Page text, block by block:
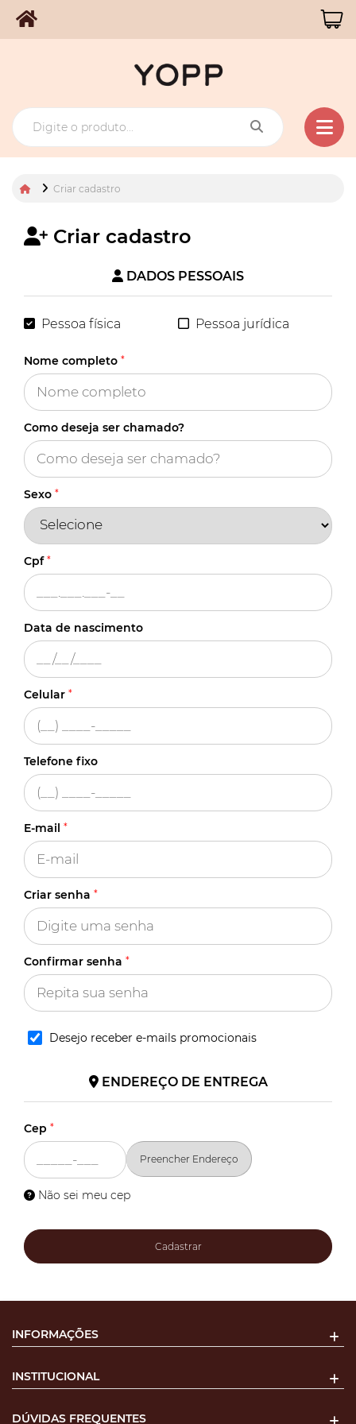
Criar cadastro
Criar cadastro
DADOS PESSOAIS
Pessoa física Pessoa jurídica
Nome completo *
Como deseja ser chamado?
Sexo *
Cpf *
Data de nascimento
Celular *
Telefone fixo
E-mail *
Criar senha *
Confirmar senha *
Desejo receber e-mails promocionais
ENDEREÇO DE ENTREGA
Cep *
Preencher Endereço
Não sei meu cep
Cadastrar
INFORMAÇÕES
INSTITUCIONAL
DÚVIDAS FREQUENTES